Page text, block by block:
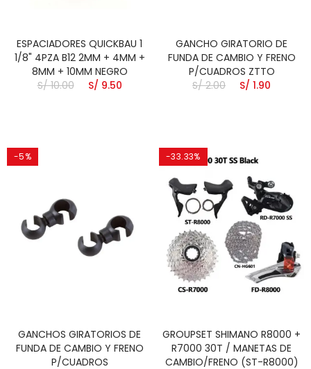
ESPACIADORES QUICKBAU 1
1/8" 4PZA B12 2MM + 4MM +
8MM + 10MM NEGRO
S/ 10.00
S/ 9.50
GANCHO GIRATORIO DE
FUNDA DE CAMBIO Y FRENO
P/CUADROS ZTTO
S/ 2.00
S/ 1.90
-5%
GANCHOS GIRATORIOS DE
FUNDA DE CAMBIO Y FRENO
P/CUADROS
-33.33%
GROUPSET SHIMANO R8000 +
R7000 30T / MANETAS DE
CAMBIO/FRENO (ST-R8000)